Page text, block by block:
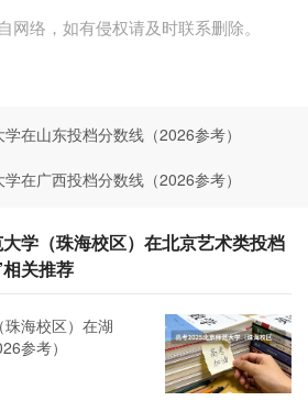
网络，如有侵权请及时联系删除。
在山东投档分数线（2026参考）
在广西投档分数线（2026参考）
学（珠海校区）在北京艺术类投档
关推荐
海校区）在湖
参考）